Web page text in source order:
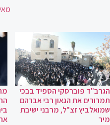
הגרב"ד פוברסקי הספיד בבכי
תמרורים את הגאון רבי אברהם
שמואלביץ זצ"ל, מרבני ישיבת
מיר